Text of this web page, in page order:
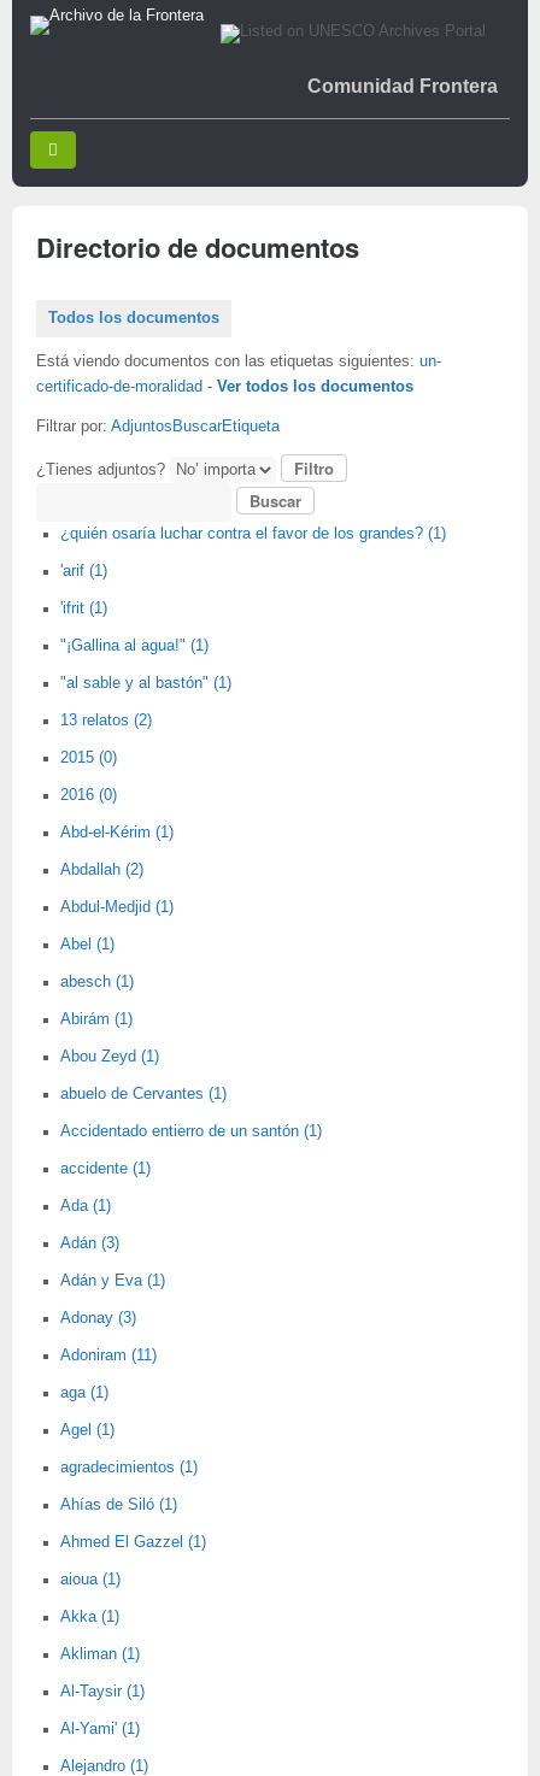
Comunidad Frontera
Directorio de documentos
Todos los documentos
Está viendo documentos con las etiquetas siguientes: un-
certificado-de-moralidad - Ver todos los documentos
Filtrar por: Adjuntos BuscarEtiqueta
¿Tienes adjuntos?
¿quién osaría luchar contra el favor de los grandes? (1)
'arif (1)
'ifrit (1)
"¡Gallina al agua!" (1)
"al sable y al bastón" (1)
13 relatos (2)
2015 (0)
2016 (0)
Abd-el-Kérim (1)
Abdallah (2)
Abdul-Medjid (1)
Abel (1)
abesch (1)
Abirám (1)
Abou Zeyd (1)
abuelo de Cervantes (1)
Accidentado entierro de un santón (1)
accidente (1)
Ada (1)
Adán (3)
Adán y Eva (1)
Adonay (3)
Adoniram (11)
aga (1)
Agel (1)
agradecimientos (1)
Ahías de Siló (1)
Ahmed El Gazzel (1)
aioua (1)
Akka (1)
Akliman (1)
Al-Taysir (1)
Al-Yami' (1)
Alejandro (1)